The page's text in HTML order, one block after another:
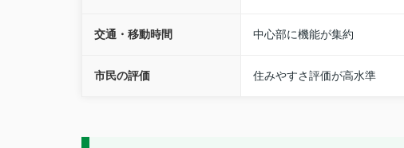
交通・移動時間 中心部に機能が集約
市民の評価 住みやすさ評価が高水準